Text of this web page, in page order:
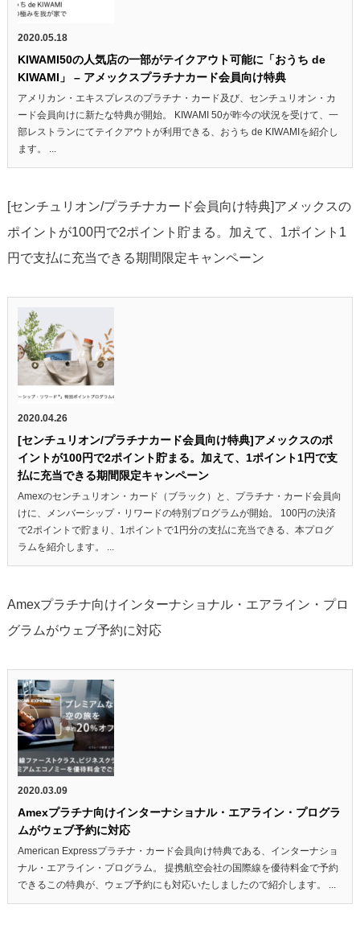
2020.05.18
KIWAMI50の人気店の一部がテイクアウト可能に「おうち de
KIWAMI」 – アメックスプラチナカード会員向け特典
アメリカン・エキスプレスのプラチナ・カード及び、センチュリオン・カ
ード会員向けに新たな特典が開始。 KIWAMI 50が昨今の状況を受けて、一
部レストランにてテイクアウトが利用できる、おうち de KIWAMIを紹介し
ます。 ...
[センチュリオン/プラチナカード会員向け特典]アメックスの
ポイントが100円で2ポイント貯まる。加えて、1ポイント1
円で支払に充当できる期間限定キャンペーン
2020.04.26
[センチュリオン/プラチナカード会員向け特典]アメックスのポ
イントが100円で2ポイント貯まる。加えて、1ポイント1円で支
払に充当できる期間限定キャンペーン
Amexのセンチュリオン・カード（ブラック）と、プラチナ・カード会員向
けに、メンバーシップ・リワードの特別プログラムが開始。 100円の決済
で2ポイントで貯まり、1ポイントで1円分の支払に充当できる、本プログ
ラムを紹介します。 ...
Amexプラチナ向けインターナショナル・エアライン・プロ
グラムがウェブ予約に対応
2020.03.09
Amexプラチナ向けインターナショナル・エアライン・プログラ
ムがウェブ予約に対応
American Expressプラチナ・カード会員向け特典である、インターナショ
ナル・エアライン・プログラム。 提携航空会社の国際線を優待料金で予約
できるこの特典が、ウェブ予約にも対応いたしましたので紹介します。 ...